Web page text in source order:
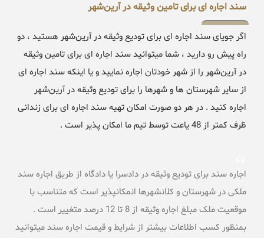
سند اجاره ای برای تامین وثیقه در آرین‌شهر
اگر جویای سند اجاره ای برای تودیع وثیقه در آرین‌شهر هستید ، دو
راه پیش رو دارید ، شما میتوانید سند اجاره ای برای تامین وثیقه
در آرین‌شهر را از شهر خودتان اجاره نمایید و یا اینکه سند اجاره ای
از سایر شهرستان ها و شهرها را برای تودیع وثیقه در آرین‌شهر
اجاره کنید . در هر دو صورت امکان تهیه سند اجاره ای برای زندانی
ظرف کمتر از 48 یاعت توسط تیم ما امکان پذیر است .
اجاره سند برای تودیع وثیقه در دادسرا یا دادگاه از طریق اجاره سند
ملکی در شهرستان و کلانشهرها انمکانپذیر است که متناسب با
موقعیت ملک مبلغ اجاره وثیقه از 8 تا 12 درصد متغییر است .
بمنظور کسب اطلاعات بیشتر از شرایط و قیمت اجاره سند میتوانید